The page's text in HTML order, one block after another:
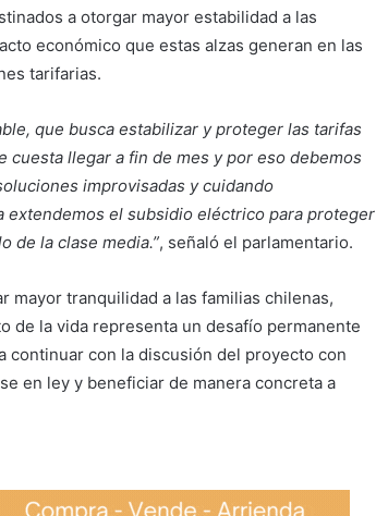
a otorgar mayor estabilidad a las
económico que estas alzas generan en las
tarifarias.
que busca estabilizar y proteger las tarifas
llegar a fin de mes y por eso debemos
improvisadas y cuidando
extendemos el subsidio eléctrico para proteger
de la clase media.”, señaló el parlamentario.
mayor tranquilidad a las familias chilenas,
de la vida representa un desafío permanente
continuar con la discusión del proyecto con
en ley y beneficiar de manera concreta a